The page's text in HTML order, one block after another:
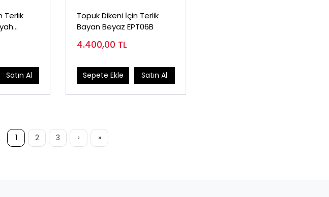
Terlik
Satın Al
Topuk Dikeni İçin Terlik
Bayan Beyaz EPT06B
4.400,00 TL
Sepete Ekle Satın Al
1 2 3 › »